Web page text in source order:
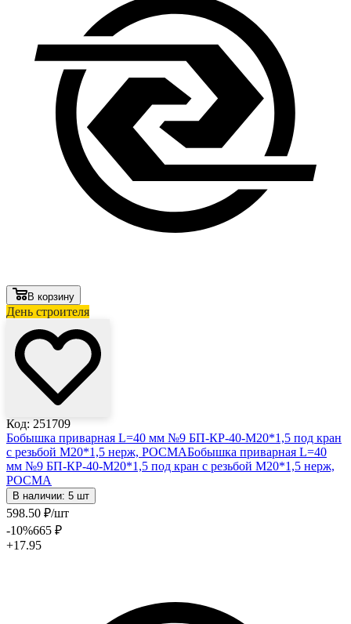
В корзину
День строителя
Код: 251709
Бобышка приварная L=40 мм №9 БП-КР-40-М20*1,5 под кран
с резьбой М20*1,5 нерж, РОСМАБобышка приварная L=40
мм №9 БП-КР-40-М20*1,5 под кран с резьбой М20*1,5 нерж,
РОСМА
В наличии: 5 шт
598.50 ₽/шт
-10%665 ₽
+17.95